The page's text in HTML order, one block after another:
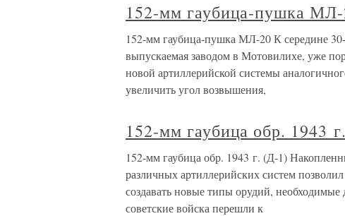
152-мм гаубица-пушка
152-мм гаубица-пушка МЛ-20 К середине
выпускаемая заводом в Мотовилихе, уже
новой артиллерийской системы
увеличить угол возвышения,
152-мм гаубица обр. 1943
152-мм гаубица обр. 1943 г. (Д-1)
различных артиллерийских систем
создавать новые типы орудий,
советские войска перешли к